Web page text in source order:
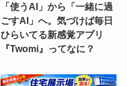
「使うAI」から「一緒に過
ごすAI」へ。気づけば毎日
ひらいてる新感覚アプリ
『Twomi』ってなに？